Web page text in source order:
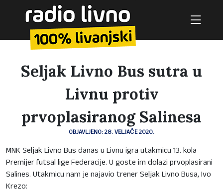
Seljak Livno Bus sutra u
Livnu protiv
prvoplasiranog Salinesa
OBJAVLJENO: 28. VELJAČE 2020.
MNK Seljak Livno Bus danas u Livnu igra utakmicu 13. kola
Premijer futsal lige Federacije. U goste im dolazi prvoplasirani
Salines. Utakmicu nam je najavio trener Seljak Livno Busa, Ivo
Krezo: